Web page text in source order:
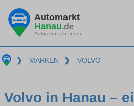
Automarkt
Hanau.de
Autos einfach finden
❯ MARKEN ❯ VOLVO
Volvo in Hanau –